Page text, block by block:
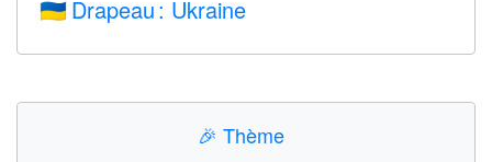
🇺🇦 Drapeau : Ukraine
🎉 Thème